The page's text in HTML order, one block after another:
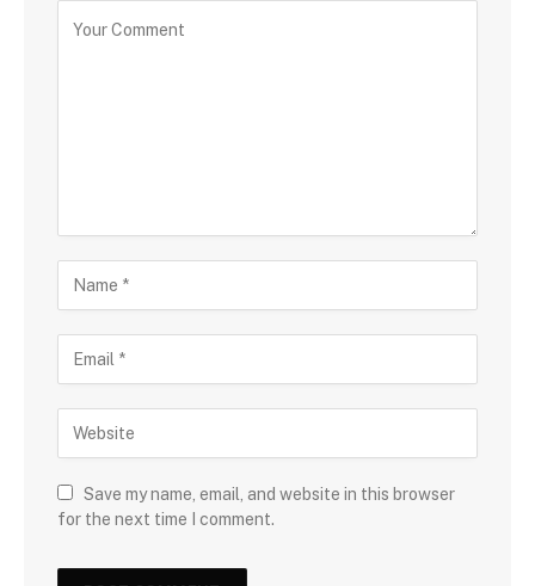
Save my name, email, and website in this browser
for the next time I comment.